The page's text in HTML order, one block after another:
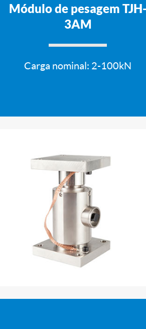
Módulo de pesagem TJH-
3AM
Carga nominal: 2-100kN